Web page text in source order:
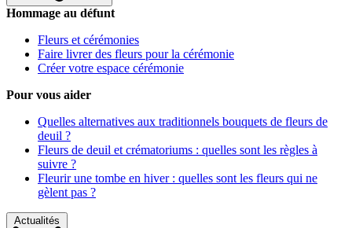
Hommage au défunt
Fleurs et cérémonies
Faire livrer des fleurs pour la cérémonie
Créer votre espace cérémonie
Pour vous aider
Quelles alternatives aux traditionnels bouquets de fleurs de
deuil ?
Fleurs de deuil et crématoriums : quelles sont les règles à
suivre ?
Fleurir une tombe en hiver : quelles sont les fleurs qui ne
gèlent pas ?
Actualités